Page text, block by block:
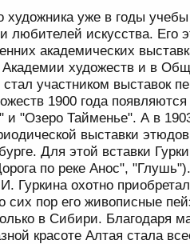
художника уже в годы
любителей искусства. Его
академических
Академии художеств и в
участником выставок
1900 года появляются
и "Озеро Тайменье". А в
выставки
Для этой вставки
по реке Анос",
Гуркина охотно
сих пор его живописные
в Сибири. Благодаря
красоте Алтая стала